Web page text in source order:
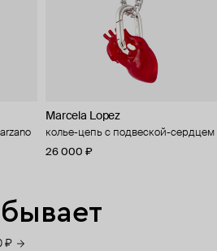
Marcela Lopez
колье-цепь с подвеской-сердцем
26 000 ₽
₽